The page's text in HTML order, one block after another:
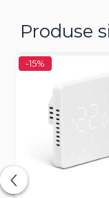
indispensabil
Produse
-15%